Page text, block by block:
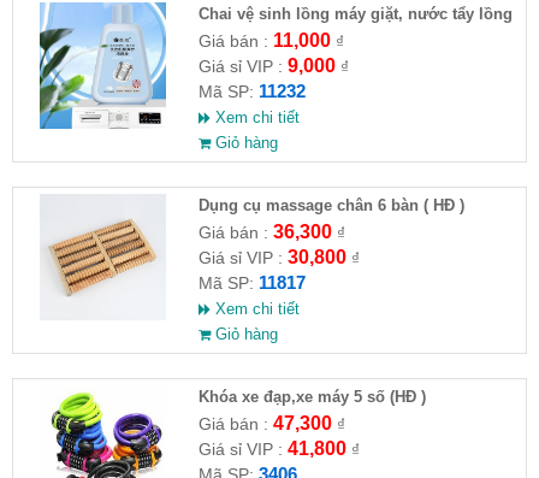
Chai vệ sinh lồng máy giặt, nước tẩy lồng
máy giặt CLEANING FLUID
Giá bán : 11,000₫
Giá sỉ VIP : 9,000₫
Mã SP: 11232
Xem chi tiết
Giỏ hàng
Dụng cụ massage chân 6 bàn ( HĐ )
Giá bán : 36,300₫
Giá sỉ VIP : 30,800₫
Mã SP: 11817
Xem chi tiết
Giỏ hàng
Khóa xe đạp,xe máy 5 số (HĐ )
Giá bán : 47,300₫
Giá sỉ VIP : 41,800₫
Mã SP: 3406